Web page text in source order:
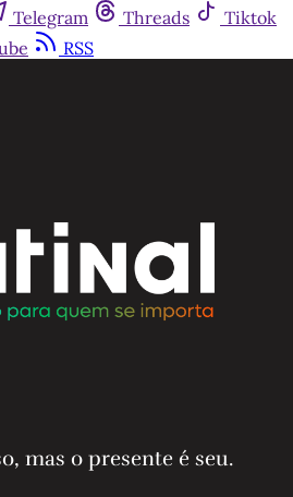
Telegram Threads
Tiktok
RSS
mas o presente é seu.